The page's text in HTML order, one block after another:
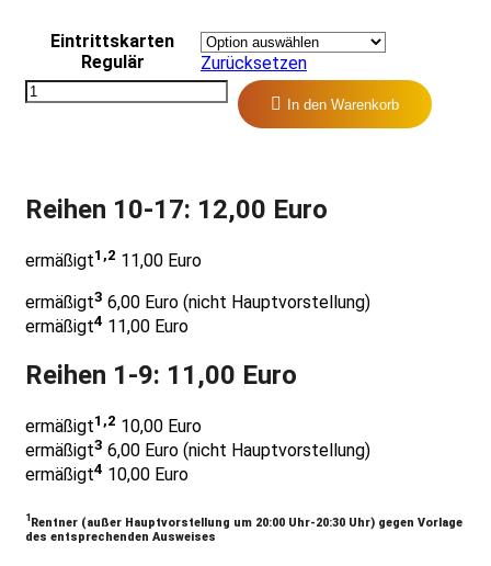
12,00 €
Eintrittskarten
Regulär
Zurücksetzen
In den Warenkorb
Reihen 10-17: 12,00 Euro
ermäßigt1,2 11,00 Euro
ermäßigt3 6,00 Euro (nicht Hauptvorstellung)
ermäßigt4 11,00 Euro
Reihen 1-9: 11,00 Euro
ermäßigt1,2 10,00 Euro
ermäßigt3 6,00 Euro (nicht Hauptvorstellung)
ermäßigt4 10,00 Euro
1 Rentner (außer Hauptvorstellung um 20:00 Uhr-20:30 Uhr) gegen Vorlage
des entsprechenden Ausweises